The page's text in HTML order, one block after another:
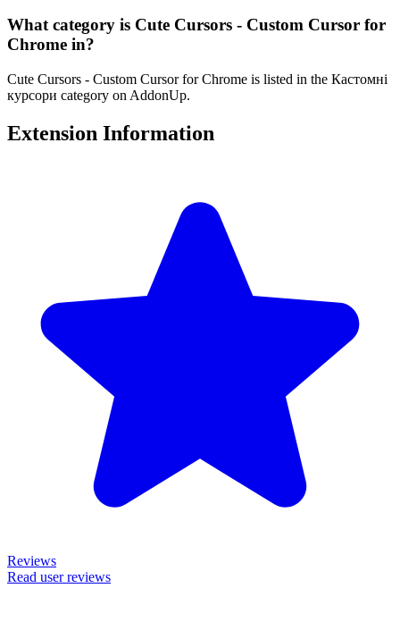
What category is Cute Cursors - Custom Cursor for
Chrome in?
Cute Cursors - Custom Cursor for Chrome is listed in the Кастомні
курсори category on AddonUp.
Extension Information
Reviews
Read user reviews